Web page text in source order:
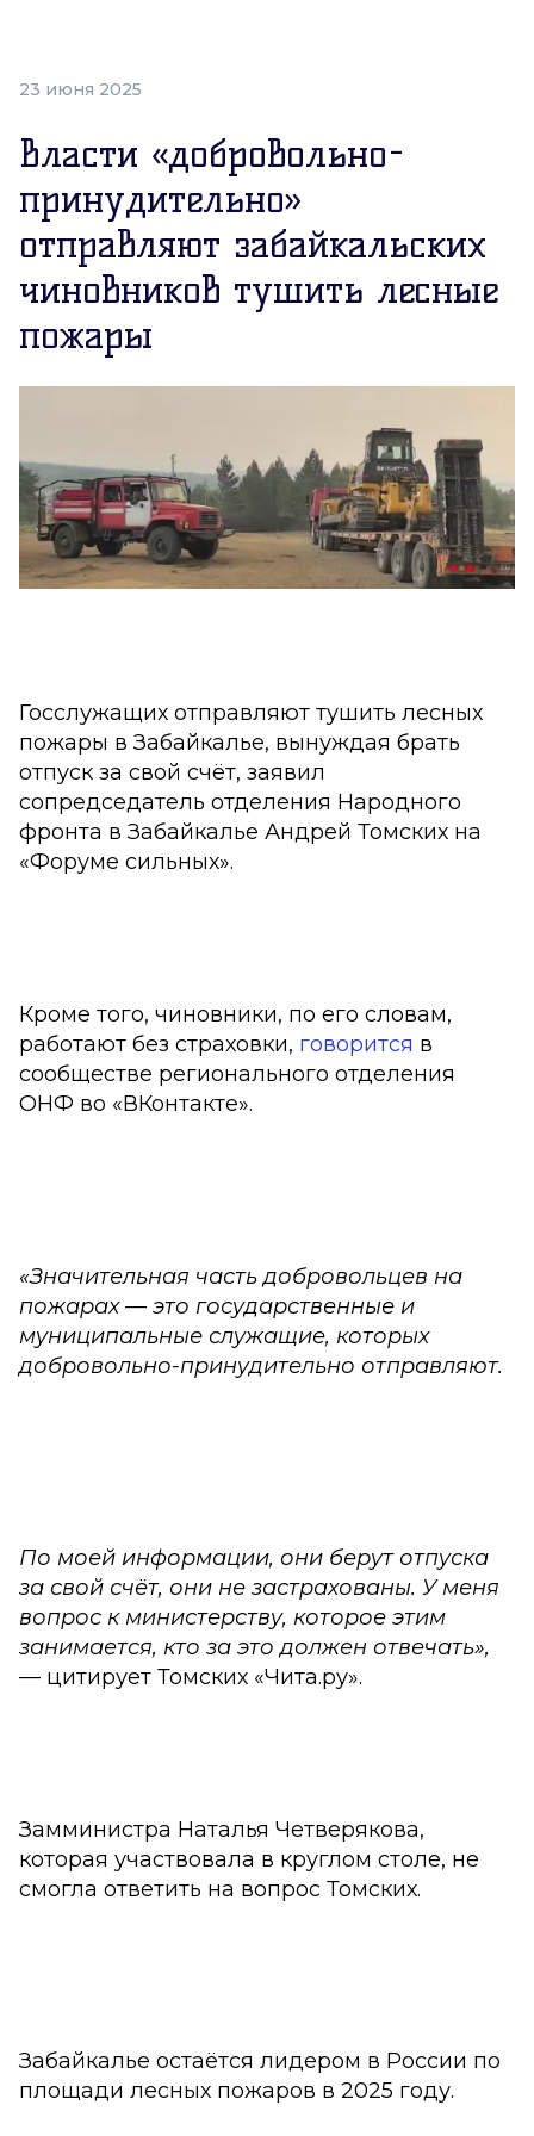
23 июня 2025
Власти «добровольно-
принудительно»
отправляют забайкальских
чиновников тушить лесные
пожары
Госслужащих отправляют тушить лесных
пожары в Забайкалье, вынуждая брать
отпуск за свой счёт, заявил
сопредседатель отделения Народного
фронта в Забайкалье Андрей Томских на
«Форуме сильных».
Кроме того, чиновники, по его словам,
работают без страховки, говорится в
сообществе регионального отделения
ОНФ во «ВКонтакте».
«Значительная часть добровольцев на
пожарах — это государственные и
муниципальные служащие, которых
добровольно-принудительно отправляют.
По моей информации, они берут отпуска
за свой счёт, они не застрахованы. У меня
вопрос к министерству, которое этим
занимается, кто за это должен отвечать»,
— цитирует Томских «Чита.ру».
Замминистра Наталья Четверякова,
которая участвовала в круглом столе, не
смогла ответить на вопрос Томских.
Забайкалье остаётся лидером в России по
площади лесных пожаров в 2025 году.